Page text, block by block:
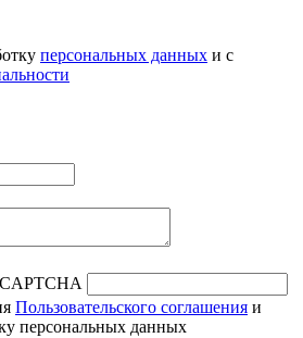
персональных данных и с
Пользовательского соглашения и
персональных данных